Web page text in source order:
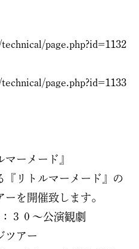
page.php?id=1132
page.php?id=1133
ーメード』
『リトルマーメード』の
を開催致します。
３０～公演観劇
ツアー